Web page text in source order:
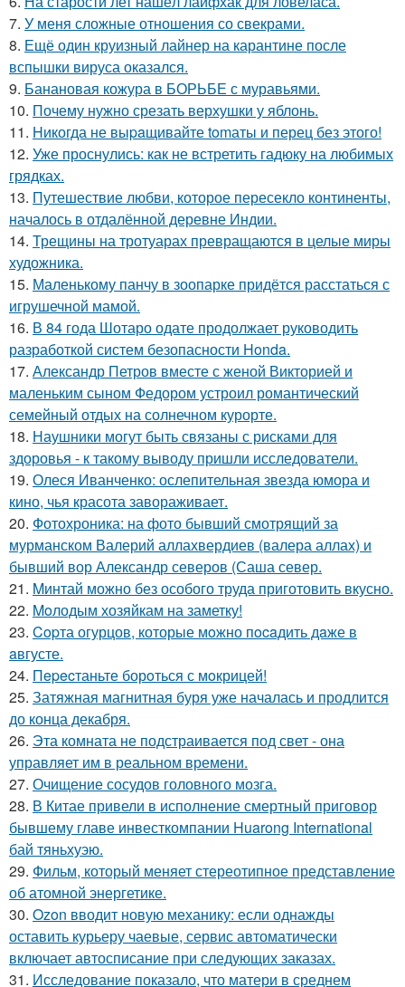
7. У меня сложные отношения со свекрами.
8. Ещё один круизный лайнер на карантине после
вспышки вируса оказался.
9. Банановая кожура в БОРЬБЕ с муравьями.
10. Почему нужно срезать верхушки у яблонь.
11. Hикогда не выpaщивайте tomаты и перец без этого!
12. Уже проснулись: как не встретить гадюку на любимых
грядках.
13. Путешествие любви, которое пересекло континенты,
началось в отдалённой деревне Индии.
14. Трещины на тротуарах превращаются в целые миры
художника.
15. Маленькому панчу в зоопарке придётся расстаться с
игрушечной мамой.
16. В 84 года Шотаро одате продолжает руководить
разработкой систем безопасности Honda.
17. Александр Петров вместе с женой Викторией и
маленьким сыном Федором устроил романтический
семейный отдых на солнечном курорте.
18. Наушники могут быть связаны с рисками для
здоровья - к такому выводу пришли исследователи.
19. Олеся Иванченко: ослепительная звезда юмора и
кино, чья красота завораживает.
20. Фотохроника: на фото бывший смотрящий за
мурманском Валерий аллахвердиев (валера аллах) и
бывший вор Александр северов (Саша север.
21. Mинтай можно без особого труда приготовить вкусно.
22. Moлодым хозяйкам на заметку!
23. Copта огурцов, которые мoжно пocaдить дaже в
aвгусте.
24. Пepecтаньте борoться с мoкрицей!
25. Затяжная магнитная буря уже началась и продлится
до конца декабря.
26. Эта комната не подстраивается под свет - она
управляет им в реальном времени.
27. Очищение сосудов головного мозга.
28. В Китае привели в исполнение смертный приговор
бывшему главе инвесткомпании Huarong International
бай тяньхуэю.
29. Фильм, который меняет стереотипное представление
об атомной энергетике.
30. Ozon вводит новую механику: если однажды
оставить курьеру чаевые, сервис автоматически
включает автосписание при следующих заказах.
31. Исследование показало, что матери в среднем